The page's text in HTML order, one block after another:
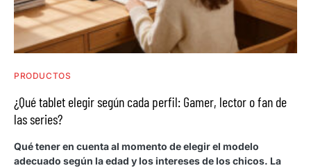
PRODUCTOS
¿Qué tablet elegir según cada perfil: Gamer, lector o fan de
las series?
Qué tener en cuenta al momento de elegir el modelo
adecuado según la edad y los intereses de los chicos. La